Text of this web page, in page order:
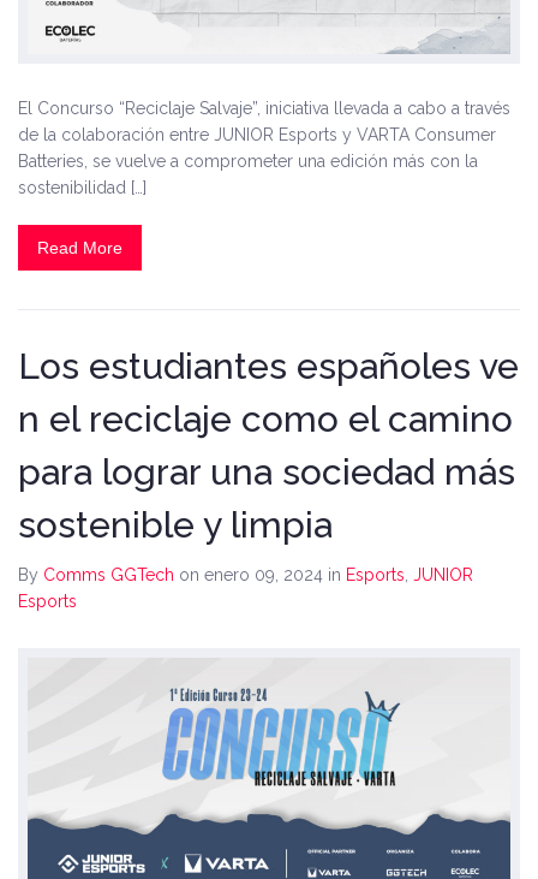
El Concurso “Reciclaje Salvaje”, iniciativa llevada a cabo a través
de la colaboración entre JUNIOR Esports y VARTA Consumer
Batteries, se vuelve a comprometer una edición más con la
sostenibilidad […]
Read More
Los estudiantes españoles ve
n el reciclaje como el camino
para lograr una sociedad más
sostenible y limpia
By Comms GGTech on enero 09, 2024 in Esports, JUNIOR
Esports